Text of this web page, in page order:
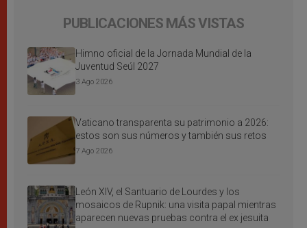
PUBLICACIONES MÁS VISTAS
Himno oficial de la Jornada Mundial de la
Juventud Seúl 2027
3 Ago 2026
Vaticano transparenta su patrimonio a 2026:
estos son sus números y también sus retos
7 Ago 2026
León XIV, el Santuario de Lourdes y los
mosaicos de Rupnik: una visita papal mientras
aparecen nuevas pruebas contra el ex jesuita